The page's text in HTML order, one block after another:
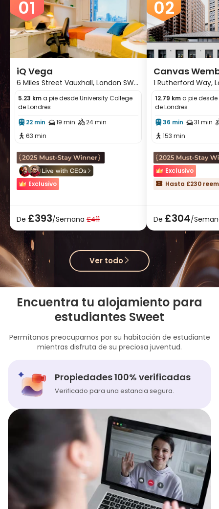
cerca de
Cerca de la
iQ Vega
6 Miles Street Vauxhall, London SW8
5.23 kma pie desde University College
de Londres
 22 min 19 min 24 min
 63 min
Exclusivo
 Verificado
Listado de Subarrendamiento
Sin Tarifa de Servicio
Algunas habitaciones cuentan con
sistema de ventilación de aire
fresco
estancia gratuita para dos
personas
Amigos y familiares pueden alojarse
cerca de la superliga china
Cerca del supermercado de
descuentos
paquete de agua, electricidad y red
Sin Tarifa de Servicio
Algunas habitaciones cuentan con
sistema de ventilación de aire
personas
Amigos y familiares pueden
cerca de la superliga china
Cerca del supermercado de
descuentos
paquete de agua, electricidad y
De £393/Semana £411
01
Canvas
House
1 Rutherford Way,
12.79 kma pie desde
de Londres
 36 min 31 min
 153 min
Exclusivo
 Hasta £230
Fin de semana se
café y té gratis
Apertura de 26
paquete de agua,
24 horas recepción
Cerca de la K
cerca del
Sin Tarifa de
café y té gratis
red
24 horas recepción
Cerca de la K
cerca del
De £304/
02
Ver todo
Encuentra tu alojamiento para
estudiantes Sweet
Permítanos preocuparnos por su habitación de estudiante
mientras disfruta de su preciosa juventud.
Propiedades 100% verificadas
Verificado para una estancia segura.